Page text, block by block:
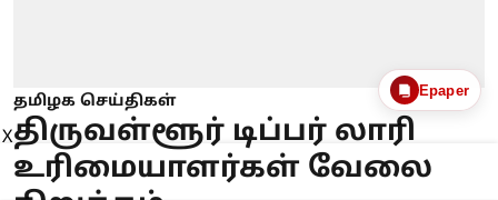
தமிழக செய்திகள்
திருவள்ளூர் டிப்பர் லாரி
உரிமையாளர்கள் வேலை
Epaper
X